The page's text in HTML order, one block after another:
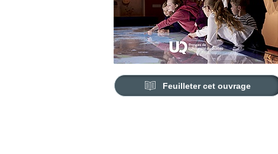
Feuilleter cet ouvrage